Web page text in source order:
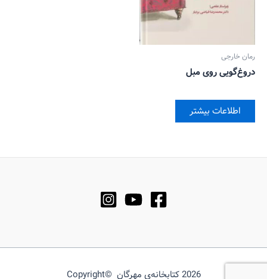
رمان خارجی
دروغ‌گویی روی مبل
اطلاعات بیشتر
2026 کتابخانه‌ی مهرگان ©Copyright